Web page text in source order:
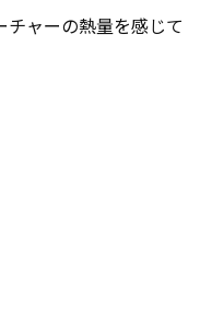
ャーの熱量を感じて